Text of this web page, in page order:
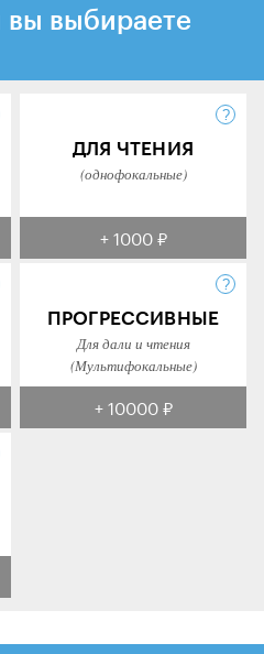
вы выбираете
ДЛЯ ЧТЕНИЯ
(однофокальные)
+ 1000 ₽
ПРОГРЕССИВНЫЕ
Для дали и чтения
(Мультифокальные)
+ 10000 ₽